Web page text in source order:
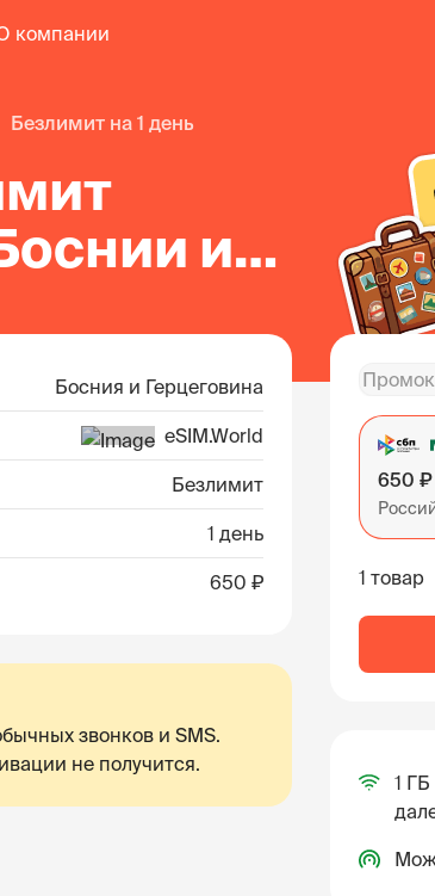
компании
безлимит на 1 день
и
Босния и Герцеговина
eSIM.World
Безлимит
1 день
650 ₽
звонков и SMS.
не получится.
650 ₽
1 товар
1